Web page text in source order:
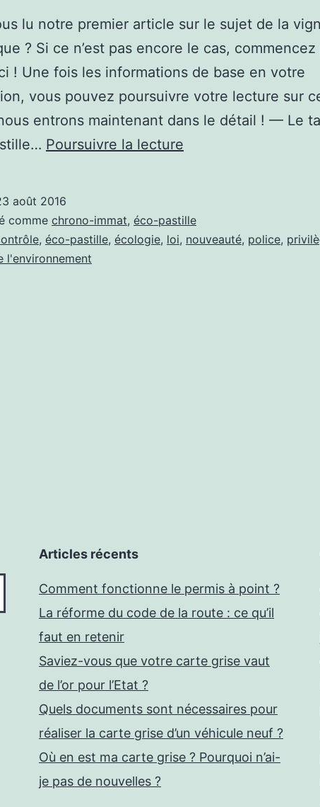
lu notre premier article sur le sujet de la
? Si ce n’est pas encore le cas,
! Une fois les informations de base en votre
vous pouvez poursuivre votre lecture sur
entrons maintenant dans le détail ! — Le
Poursuivre la lecture
détails
à
août 2016
comme chrono-immat, éco-pastille
, éco-pastille, écologie, loi, nouveauté, police,
l'environnement
Articles récents
Comment fonctionne le permis à point ?
La réforme du code de la route : ce qu’il
faut en retenir
Saviez-vous que votre carte grise vaut
de l’or pour l’Etat ?
Quels documents sont nécessaires pour
réaliser la carte grise d’un véhicule neuf ?
Où en est ma carte grise ? Pourquoi n’ai-
je pas de nouvelles ?